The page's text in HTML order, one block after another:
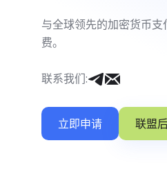
与全球领先的加密货币支
费。
联系我们:
立即申请 联盟